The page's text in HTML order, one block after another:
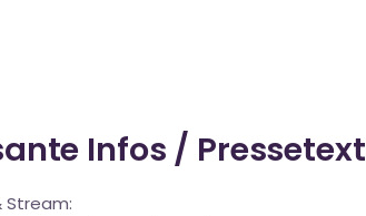
Infos / Pressetext
Stream: